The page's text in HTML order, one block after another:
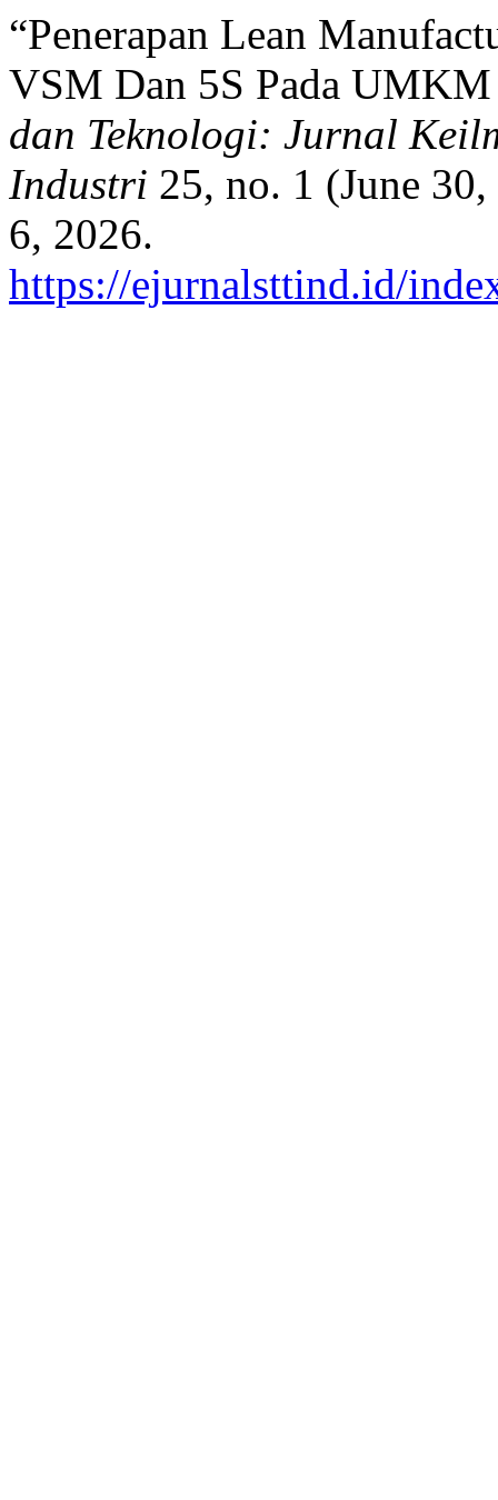
“Penerapan Lean
VSM Dan 5S Pada
dan Teknologi: Jurnal
Industri 25, no. 1 (June
6, 2026.
https://ejurnalsttind.id/